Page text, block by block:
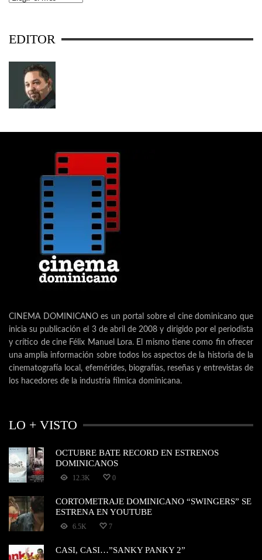
EDITOR
CINEMA DOMINICANO es un portal sobre el cine dominicano que
inicia su publicación el 3 de abril de 2008 y dirigido por el periodista
y crítico de cine Félix Manuel Lora. El mismo tiene como fin ofrecer
una amplia información sobre todos los aspectos de la historia de la
cinematografía local, efemérides, biografías, reseñas y entrevistas de
los hacedores de la industria fílmica dominicana.
LO + VISTO
OCTUBRE BATE RECORD EN ESTRENOS
DOMINICANOS
12.3K 0
CORTOMETRAJE DOMINICANO “SWINGERS” SE
ESTRENA EN YOUTUBE
6.5K 7
CASI, CASI…”SANKY PANKY 2”